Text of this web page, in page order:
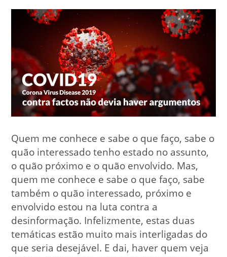
Quem me conhece e sabe o que faço, sabe o
quão interessado tenho estado no assunto,
o quão próximo e o quão envolvido. Mas,
quem me conhece e sabe o que faço, sabe
também o quão interessado, próximo e
envolvido estou na luta contra a
desinformação. Infelizmente, estas duas
temáticas estão muito mais interligadas do
que seria desejável. E dai, haver quem veja